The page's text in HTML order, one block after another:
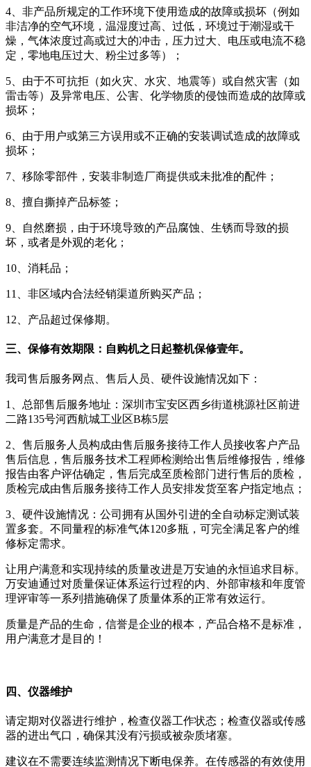
4、非产品所规定的工作环境下使用造成的故障或损坏（例如
非洁净的空气环境，温湿度过高、过低，环境过于潮湿或干
燥，气体浓度过高或过大的冲击，压力过大、电压或电流不稳
定，零地电压过大、粉尘过多等）；
5、由于不可抗拒（如火灾、水灾、地震等）或自然灾害（如
雷击等）及异常电压、公害、化学物质的侵蚀而造成的故障或
损坏；
6、由于用户或第三方误用或不正确的安装调试造成的故障或
损坏；
7、移除零部件，安装非制造厂商提供或未批准的配件；
8、擅自撕掉产品标签；
9、自然磨损，由于环境导致的产品腐蚀、生锈而导致的损
坏，或者是外观的老化；
10、消耗品；
11、非区域内合法经销渠道所购买产品；
12、产品超过保修期。
三、保修有效期限：自购机之日起整机保修壹年。
我司售后服务网点、售后人员、硬件设施情况如下：
1、总部售后服务地址：深圳市宝安区西乡街道桃源社区前进
二路135号河西航城工业区B栋5层
2、售后服务人员构成由售后服务接待工作人员接收客户产品
售后信息，售后服务技术工程师检测给出售后维修报告，维修
报告由客户评估确定，售后完成至质检部门进行售后的质检，
质检完成由售后服务接待工作人员安排发货至客户指定地点；
3、硬件设施情况：公司拥有从国外引进的全自动标定测试装
置多套。不同量程的标准气体120多瓶，可完全满足客户的维
修标定需求。
让用户满意和实现持续的质量改进是万安迪的永恒追求目标。
万安迪通过对质量保证体系运行过程的内、外部审核和年度管
理评审等一系列措施确保了质量体系的正常有效运行。
质量是产品的生命，信誉是企业的根本，产品合格不是标准，
用户满意才是目的！
四、仪器维护
请定期对仪器进行维护，检查仪器工作状态；检查仪器或传感
器的进出气口，确保其没有污损或被杂质堵塞。
建议在不需要连续监测情况下断电保养。在传感器的有效使用